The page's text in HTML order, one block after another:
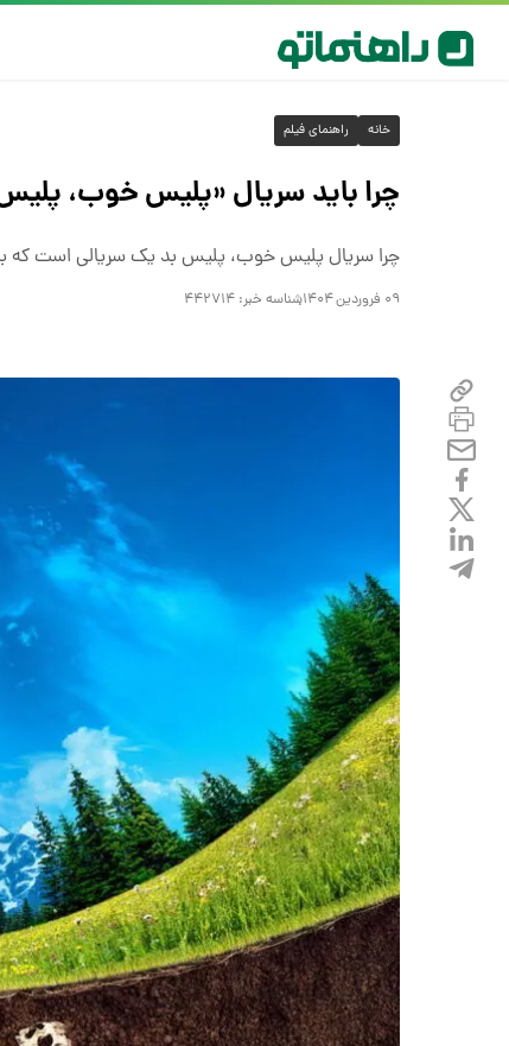
خانه راهنمای فیلم
چرا باید سریال «پلیس خوب، پلیس
چرا سریال پلیس خوب، پلیس بد یک سریالی است که
۰۹ فروردین ۱۴۰۴ شناسه خبر: ۴۴۲۷۱۴